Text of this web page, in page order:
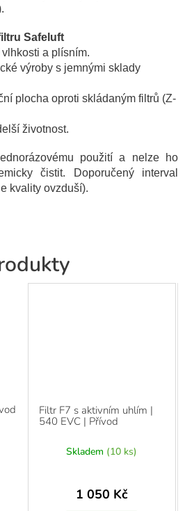
Filtr F7 s aktivním uhlím |
540 EVC | Přívod
Skladem (10 ks)
1 050 Kč
Safeluft
a plísním.
výroby s jemnými sklady
plocha oproti skládaným filtrů (Z-
životnost.
použití a nelze ho
čistit. Doporučený interval
kvality ovzduší).